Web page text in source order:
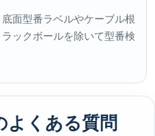
面型番ラベルやケーブル根
ックボールを除いて型番検
よくある質問